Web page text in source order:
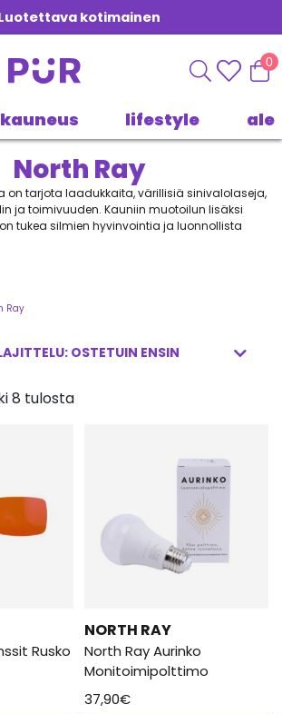
kotimainen
0
kauneus lifestyle ale
North Ray
on tarjota laadukkaita, värillisiä sinivalolaseja,
ja toimivuuden. Kauniin muotoilun lisäksi
tukea silmien hyvinvointia ja luonnollista
rauhoittamaan iltaa ja luomaan kotiin
että hyvinvointi rakentuu arjen valinnoista.
vireystasoon ja palautumiseen.
vaan parasta. Kumppaneiksi valitaan
samat arvot: vastuullisuus, rehellisyys ja
Ray
8 tulosta
Rusko
NORTH RAY
North Ray Aurinko
Monitoimipolttimo
37,90€